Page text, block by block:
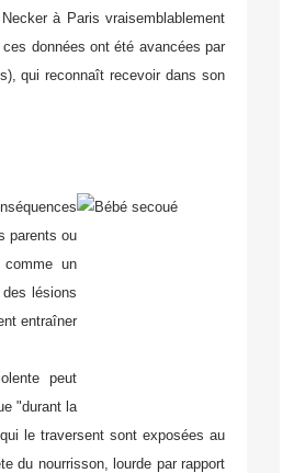
à Paris vraisemblablement
données ont été avancées par
qui reconnaît recevoir dans son
parents ou
comme un
lésions
entraîner
peut
"durant la
le traversent sont exposées au
du nourrisson, lourde par rapport